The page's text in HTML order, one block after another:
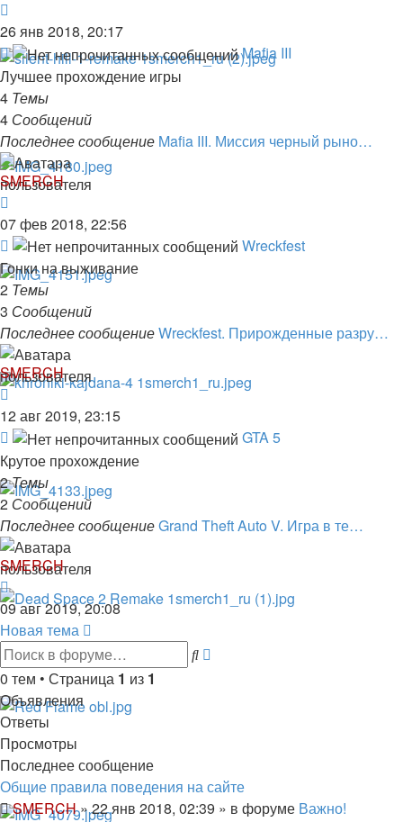
к
последнему
сообщению
26 янв 2018, 20:17
Канал
-
Mafia
III
Mafia III
Лучшее прохождение игры
4 Темы
4 Сообщений
Последнее сообщение Mafia III. Миссия черный рыно…
SMERCH
к
последнему
сообщению
07 фев 2018, 22:56
Канал
-
Wreckfest
Wreckfest
Гонки на выживание
2 Темы
3 Сообщений
Последнее сообщениеWreckfest. Прирожденные разру…
SMERCH
Перейти
к
последнему
сообщению
12 авг 2019, 23:15
Канал
-
GTA
5
GTA 5
Крутое прохождение
2Темы
2 Сообщений
Последнее сообщениеGrand Theft Auto V. Игра в те…
SMERCH
Перейти
к
последнему
сообщению
09 авг 2019, 20:08
Новая тема
Поиск
0 тем • Страница 1 из 1
Объявления
Ответы
Просмотры
Последнее сообщение
Общие правила поведения на сайте
SMERCH»22 янв 2018, 02:39 » в форуме Важно!